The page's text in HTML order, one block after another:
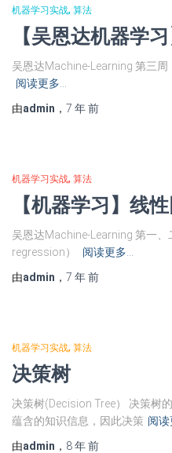
机器学习实战 算法
【吴恩达机器学
吴恩达Machine-Learning 第三
阅读更多…
由admin ， 7 年前
机器学习实战 算法
【机器学习】线
吴恩达Machine-Learning 第一
regression）
阅读更多…
由admin ， 7 年前
机器学习实战 算法
决策树
决策树(Decision Tree） 决策树
蕴含的知识信息，因此决策 阅读
由admin ， 8 年前